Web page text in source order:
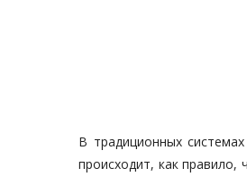
В традиционных
происходит, как